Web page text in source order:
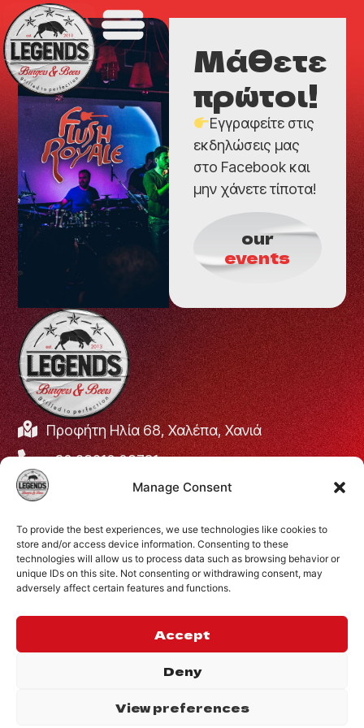
Manage Consent
To provide the best experiences, we use technologies like cookies to
store and/or access device information. Consenting to these
technologies will allow us to process data such as browsing behavior or
unique IDs on this site. Not consenting or withdrawing consent, may
adversely affect certain features and functions.
Accept
Deny
View preferences
Μάθετε
πρώτοι!
Εγγραφείτε στις
εκδηλώσεις μας
στο Facebook και
μην χάνετε τίποτα!
our
events
Προφήτη Ηλία 68, Χαλέπα, Χανιά
+30 28210 08731
info@legendsburgers.gr
Δευτέρα με Παρασκευή16:00 – 24:00
Σάββατο14:00 – 24:00
Κυριακή12:00 – 24:00
ΣΥΝΔΕΘΕΙΤΕ ΜΑΖΙ
©2024 Legends.Privacy Policy. Website by